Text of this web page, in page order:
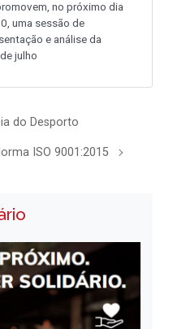
no próximo dia
uma sessão de
e análise da
julho
do Desporto
ISO 9001:2015